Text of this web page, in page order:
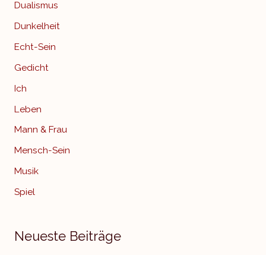
Dualismus
Dunkelheit
Echt-Sein
Gedicht
Ich
Leben
Mann & Frau
Mensch-Sein
Musik
Spiel
Neueste Beiträge